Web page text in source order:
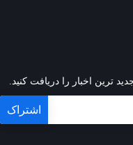
ترین اخبار را دریافت کنید.